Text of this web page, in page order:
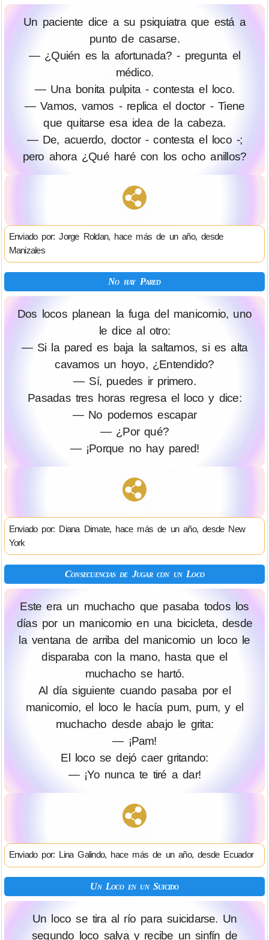
Un paciente dice a su psiquiatra que está a
punto de casarse.
— ¿Quién es la afortunada? - pregunta el
médico.
— Una bonita pulpita - contesta el loco.
— Vamos, vamos - replica el doctor - Tiene
que quitarse esa idea de la cabeza.
— De, acuerdo, doctor - contesta el loco -;
pero ahora ¿Qué haré con los ocho anillos?
Enviado por: Jorge Roldan, hace más de un año, desde
Manizales
No hay Pared
Dos locos planean la fuga del manicomio, uno
le dice al otro:
— Si la pared es baja la saltamos, si es alta
cavamos un hoyo, ¿Entendido?
— Sí, puedes ir primero.
Pasadas tres horas regresa el loco y dice:
— No podemos escapar
— ¿Por qué?
— ¡Porque no hay pared!
Enviado por: Diana Dimate, hace más de un año, desde New
York
Consecuencias de Jugar con un Loco
Este era un muchacho que pasaba todos los
días por un manicomio en una bicicleta, desde
la ventana de arriba del manicomio un loco le
disparaba con la mano, hasta que el
muchacho se hartó.
Al día siguiente cuando pasaba por el
manicomio, el loco le hacía pum, pum, y el
muchacho desde abajo le grita:
— ¡Pam!
El loco se dejó caer gritando:
— ¡Yo nunca te tiré a dar!
Enviado por: Lina Galindo, hace más de un año, desde Ecuador
Un Loco en un Suicido
Un loco se tira al río para suicidarse. Un
segundo loco salva y recibe un sinfín de